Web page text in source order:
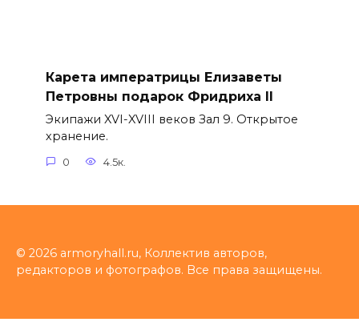
Карета императрицы Елизаветы
Петровны подарок Фридриха II
Экипажи XVI-XVIII веков Зал 9. Открытое
хранение.
0 4.5к.
© 2026 armoryhall.ru, Коллектив авторов,
редакторов и фотографов. Все права защищены.